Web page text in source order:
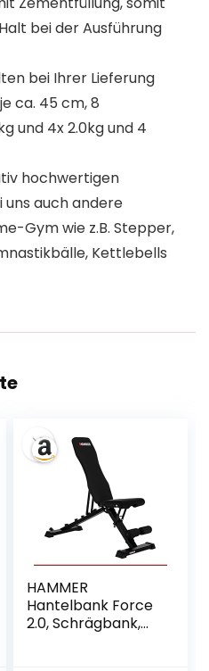
bei der Ausführung
bei Ihrer Lieferung
ca. 45 cm, 8
und 4x 2.0kg und 4
hochwertigen
uns auch andere
Gym wie z.B. Stepper,
Kettlebells
HAMMER
Hantelbank Force
2.0, Schrägbank,